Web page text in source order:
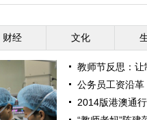
财经 文化
教师节反思：让
公务员工资沿
2014版港澳通